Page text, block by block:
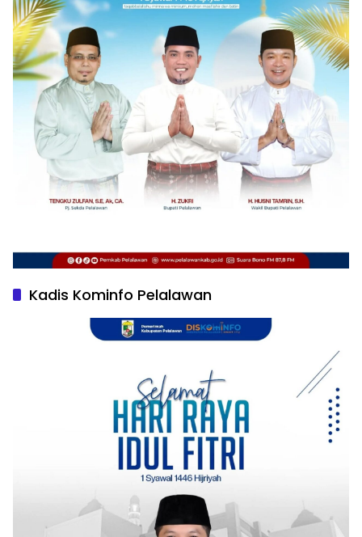
Kadis Kominfo Pelalawan